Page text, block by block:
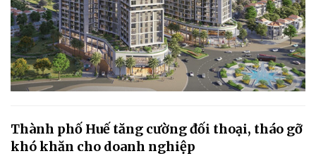
Thành phố Huế tăng cường đối thoại, tháo gỡ
khó khăn cho doanh nghiệp